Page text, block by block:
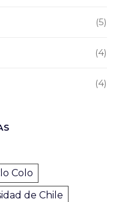
(5)
(4)
(4)
Colo
de Chile